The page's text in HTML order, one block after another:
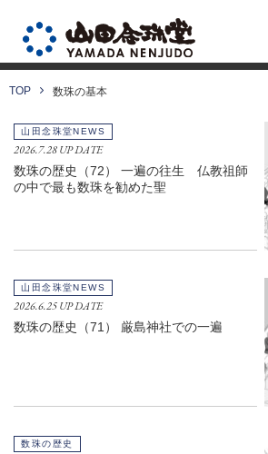
数珠の基本
TOP 数珠の基本
山田念珠堂NEWS
2026.7.28 UP DATE
数珠の歴史（72） 一遍の往生 仏教祖師
の中で最も数珠を勧めた聖
山田念珠堂NEWS
2026.6.25 UP DATE
数珠の歴史（71） 厳島神社での一遍
数珠の歴史